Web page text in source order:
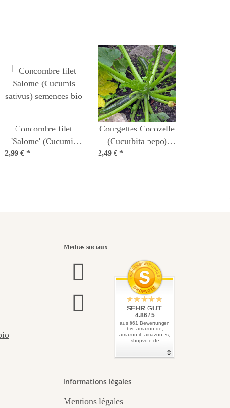
Concombre filet
'Salome' (Cucumis
sativus) semences bio
2,99 € *
Courgettes Cocozelle
(Cucurbita pepo)
2,49 € *
vers
Médias sociaux
SEHR GUT
4.86 / 5
aus 861 Bewertungen
bei: amazon.de,
amazon.it, amazon.es,
shopvote.de
Informations légales
Mentions légales